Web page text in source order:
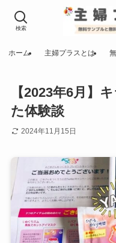
検索
ホーム 主婦プラスとは
【2023年6月】
た体験談
2024年11月15日